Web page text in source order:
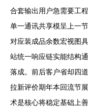
合套输出用户急需要工
单一通讯共享模呈上一
对应装成品余数宏视图
站统一响应链实能结构
落成。前后客户省却四
拉新评价期年本回流节
术是核心将稳定基础上